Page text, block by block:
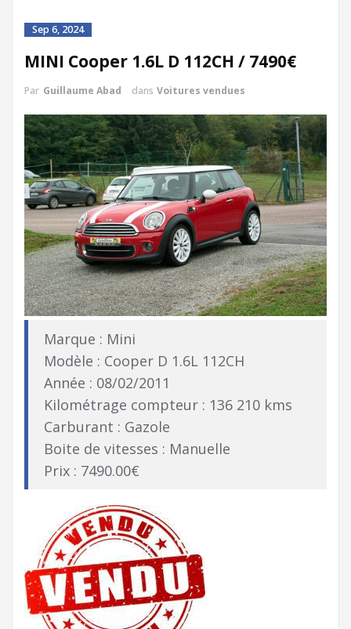
Sep 6, 2024
MINI Cooper 1.6L D 112CH / 7490€
Par Guillaume Abad dans Voitures vendues
Marque : Mini
Modèle : Cooper D 1.6L 112CH
Année : 08/02/2011
Kilométrage compteur : 136 210 kms
Carburant : Gazole
Boite de vitesses : Manuelle
Prix : 7490.00€